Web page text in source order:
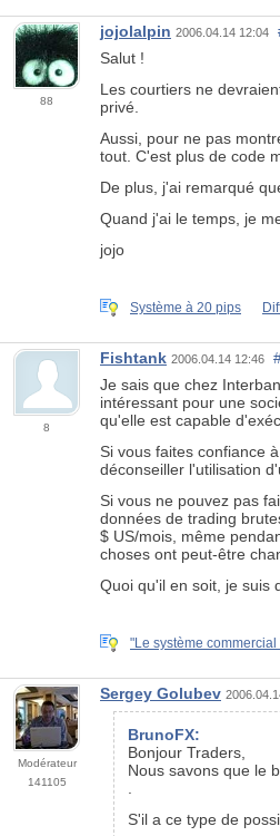
88
jojolalpin 2006.04.14 12:04
Salut !
Les courtiers ne
privé.
Aussi, pour ne pas
tout. C'est plus de code
De plus, j'ai remarqué
Quand j'ai le temps, je
jojo
Système à 20 pips
8
Fishtank 2006.04.14 12:46
Je sais que chez
intéressant pour une
qu'elle est capable
Si vous faites confiance
déconseiller l'utilisation
Si vous ne pouvez pas
données de trading
$ US/mois, même
choses ont peut-être
Quoi qu'il en soit, je suis
"Le système commercial
Modérateur
141105
Sergey Golubev
BrunoFX:
Bonjour Traders,
Nous savons que le
S'il a ce type de